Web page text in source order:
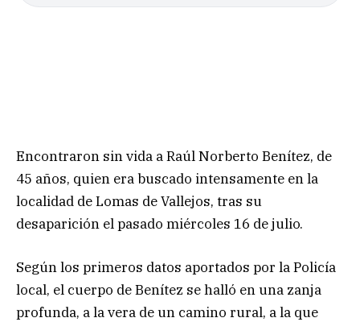
Encontraron sin vida a Raúl Norberto Benítez, de
45 años, quien era buscado intensamente en la
localidad de Lomas de Vallejos, tras su
desaparición el pasado miércoles 16 de julio.
Según los primeros datos aportados por la Policía
local, el cuerpo de Benítez se halló en una zanja
profunda, a la vera de un camino rural, a la que